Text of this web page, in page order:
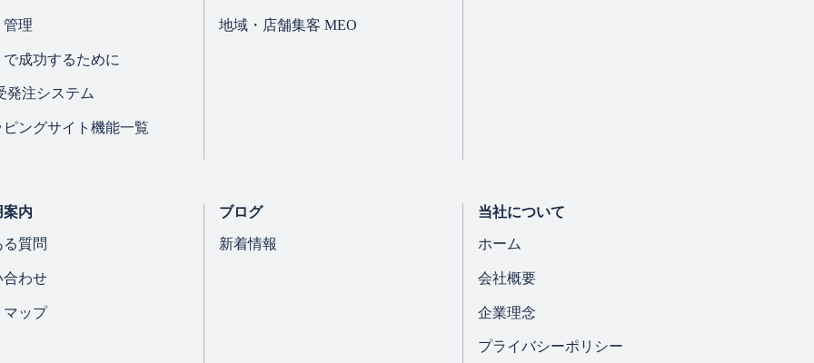
の実施と是正
正アクセス、漏えい、滅失、毀損等を防止するため、次の安全管理措置を講じま
合には、速やかに原因を究明し、是正および再発防止の措置を講じます。
管理
成功するために
発注システム
ピングサイト機能一覧
地域・店舗集客 MEO
案内
質問
合わせ
マップ
ブログ
新着情報
当社について
ホーム
会社概要
企業理念
プライバシーポリシー